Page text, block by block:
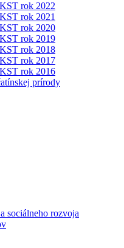
rok 2022
rok 2021
rok 2020
rok 2019
rok 2018
rok 2017
rok 2016
prírody
sociálneho rozvoja